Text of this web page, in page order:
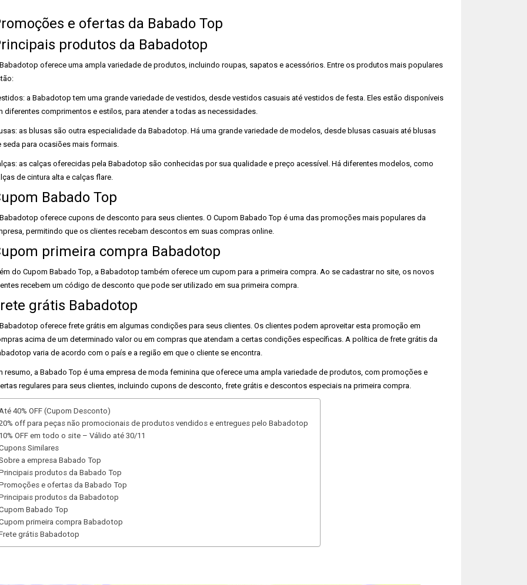
e ofertas da Babado Top
produtos da Babadotop
oferece uma ampla variedade de produtos, incluindo roupas, sapatos e acessórios. Entre os produtos mais populares
a Babadotop tem uma grande variedade de vestidos, desde vestidos casuais até vestidos de festa. Eles estão disponíveis
diferentes comprimentos e estilos, para atender a todas as necessidades.
as blusas são outra especialidade da Babadotop. Há uma grande variedade de modelos, desde blusas casuais até blusas
seda para ocasiões mais formais.
as calças oferecidas pela Babadotop são conhecidas por sua qualidade e preço acessível. Há diferentes modelos, como
de cintura alta e calças flare.
Babado Top
oferece cupons de desconto para seus clientes. O Cupom Babado Top é uma das promoções mais populares da
permitindo que os clientes recebam descontos em suas compras online.
primeira compra Babadotop
do Cupom Babado Top, a Babadotop também oferece um cupom para a primeira compra. Ao se cadastrar no site, os novos
recebem um código de desconto que pode ser utilizado em sua primeira compra.
grátis Babadotop
oferece frete grátis em algumas condições para seus clientes. Os clientes podem aproveitar esta promoção em
acima de um determinado valor ou em compras que atendam a certas condições específicas. A política de frete grátis da
varia de acordo com o país e a região em que o cliente se encontra.
resumo, a Babado Top é uma empresa de moda feminina que oferece uma ampla variedade de produtos, com promoções e
regulares para seus clientes, incluindo cupons de desconto, frete grátis e descontos especiais na primeira compra.
40% OFF (Cupom Desconto)
off para peças não promocionais de produtos vendidos e entregues pelo Babadotop
OFF em todo o site – Válido até 30/11
Similares
a empresa Babado Top
produtos da Babado Top
e ofertas da Babado Top
produtos da Babadotop
Babado Top
primeira compra Babadotop
grátis Babadotop